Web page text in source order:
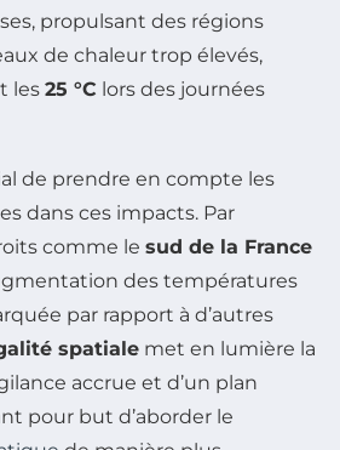
propulsant des régions
de chaleur trop élevés,
les 25 °C lors des journées
de prendre en compte les
dans ces impacts. Par
comme le sud de la France
des températures
par rapport à d’autres
spatiale met en lumière la
accrue et d’un plan
pour but d’aborder le